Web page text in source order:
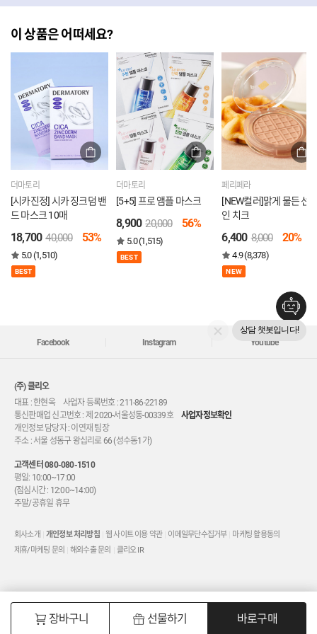
이 상품은 어떠세요?
더마토리
[시카진정] 시카 징크덤 밴
드 마스크 10매
18,700 40,000 53%
5.0 (1,510)
BEST
더마토리
[5+5] 프로 앰플 마스크
8,900 20,000 56%
5.0 (1,515)
BEST
페리페라
[NEW컬러]맑게 물든 선
인 치크
6,400 8,000 20%
4.9 (8,378)
NEW
바로구매
장바구니 선물하기 바로구매
Facebook Instagram Youtube
(주) 클리오
대표 : 한현옥 사업자 등록번호 : 211-86-22189
통신판매업 신고번호 : 제 2020-서울성동-00339호사업자정보확인
개인정보 담당자 : 이연재 팀장
주소 : 서울 성동구 왕십리로 66 (성수동1가)
고객센터080-080-1510
평일: 10:00~17:00
(점심시간 : 12:00~14:00)
주말/공휴일 휴무
회사소개 개인정보 처리방침 웹 사이트 이용 약관 이메일무단수집거부
마케팅 활용동의
제휴/마케팅 문의
해외수출 문의 클리오 IR
상담 챗봇입니다!